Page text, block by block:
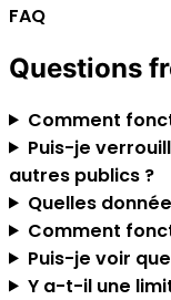
FAQ
Questions
Comment
Puis-je
autres publics ?
Quelles
Comment
Puis-je voir
Y a-t-il une